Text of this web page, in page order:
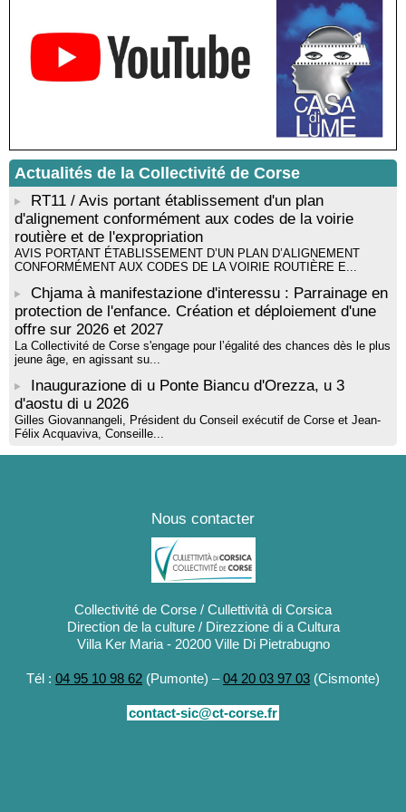
Castelli - Institut Mémoires de l'Edition Contemporaine - Caen /
Médiathèque de Castagniccia Mare et Monti - I Fulelli
Rencontre / dédicace avec Lucrèce Luciani autour de son
livre « La ballade du pendu du Niolu» - Mediateca territuriale di
Santa Lucia di Tallà
Mise en musique d’un livre jeunesse par Annik Meschinet,
musicienne pédagogue : Ateliers d’expression sonore, vocale,
rythmique et corporelle - Mediateca territuriale di Santa Lucia di
Tallà
! Événement reporté ! Cycle de conférences peinture animé
par Alexandre Dominati - Mediateca territuriale di Santa Lucia di
Tallà
Actualités de la Collectivité de Corse
RT11 / Avis portant établissement d'un plan
d'alignement conformément aux codes de la voirie
routière et de l'expropriation
AVIS PORTANT ÉTABLISSEMENT D’UN PLAN D’ALIGNEMENT
CONFORMÉMENT AUX CODES DE LA VOIRIE ROUTIÈRE E...
Chjama à manifestazione d'interessu : Parrainage en
protection de l'enfance. Création et déploiement d'une
offre sur 2026 et 2027
La Collectivité de Corse s'engage pour l’égalité des chances dès le plus
jeune âge, en agissant su...
Inaugurazione di u Ponte Biancu d'Orezza, u 3
d'aostu di u 2026
Gilles Giovannangeli, Président du Conseil exécutif de Corse et Jean-
Félix Acquaviva, Conseille...
Nous contacter
Collectivité de Corse / Cullettività di Corsica
Direction de la culture / Direzzione di a Cultura
Villa Ker Maria - 20200 Ville Di Pietrabugno
Tél : 04 95 10 98 62 (Pumonte) –04 20 03 97 03 (Cismonte)
contact-sic@ct-corse.fr